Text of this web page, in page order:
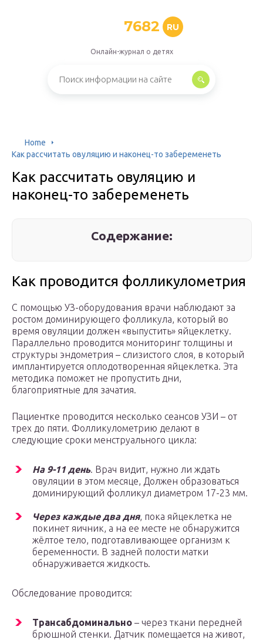
7682 RU
Онлайн-журнал о детях
Home
Как рассчитать овуляцию и наконец-то забеременеть
Как рассчитать овуляцию и
наконец-то забеременеть
Содержание:
Как проводится фолликулометрия
С помощью УЗ-оборудования врачи наблюдают за
ростом доминирующего фолликула, который во
время овуляции должен «выпустить» яйцеклетку.
Параллельно проводится мониторинг толщины и
структуры эндометрия – слизистого слоя, в который
имплантируется оплодотворенная яйцеклетка. Эта
методика поможет не пропустить дни,
благоприятные для зачатия.
Пациентке проводится несколько сеансов УЗИ – от
трех до пяти. Фолликулометрию делают в
следующие сроки менструального цикла:
На 9-11 день. Врач видит, нужно ли ждать
овуляции в этом месяце, Должен образоваться
доминирующий фолликул диаметром 17-23 мм.
Через каждые два дня, пока яйцеклетка не
покинет яичник, а на ее месте не обнаружится
жёлтое тело, подготавливающее организм к
беременности. В задней полости матки
обнаруживается жидкость.
Обследование проводится:
Трансабдоминально – через ткани передней
брюшной стенки. Датчик помещается на живот,